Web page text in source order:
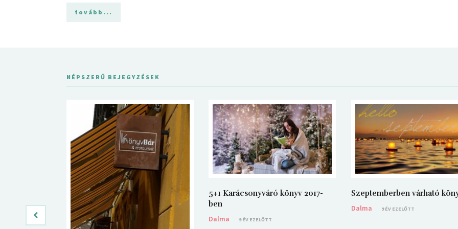
tovább...
NÉPSZERŰ BEJEGYZÉSEK
5+1 Karácsonyváró könyv 2017-
ben
Dalma
9 ÉV EZELŐTT
Szeptemberben várható
Dalma
9 ÉV EZELŐTT